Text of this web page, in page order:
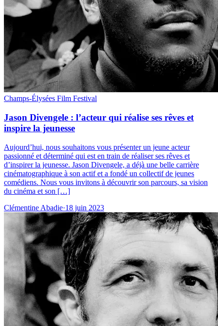
Champs-Élysées Film Festival
Jason Divengele : l’acteur qui réalise ses rêves et
inspire la jeunesse
Aujourd’hui, nous souhaitons vous présenter un jeune acteur
passionné et déterminé qui est en train de réaliser ses rêves et
d’inspirer la jeunesse. Jason Divengele, a déjà une belle carrière
cinématographique à son actif et a fondé un collectif de jeunes
comédiens. Nous vous invitons à découvrir son parcours, sa vision
du cinéma et son […]
Clémentine Abadie·18 juin 2023